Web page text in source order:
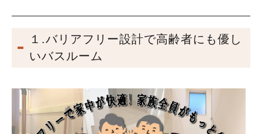
１.バリアフリー設計で高齢者にも優し
いバスルーム